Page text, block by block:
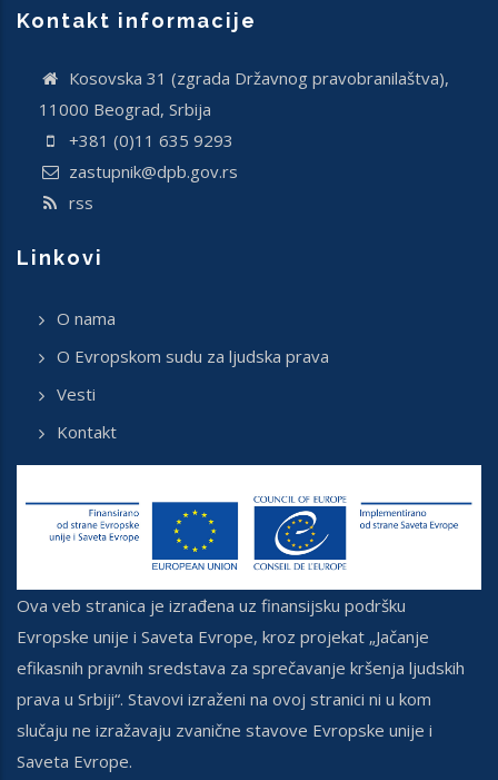
Kontakt informacije
Кosovska 31 (zgrada Državnog pravobranilaštva),
11000 Beograd, Srbija
+381 (0)11 635 9293
zastupnik@dpb.gov.rs
rss
Linkovi
O nama
O Evropskom sudu za ljudska prava
Vesti
Kontakt
Ova veb stranica je izrađena uz finansijsku podršku
Evropske unije i Saveta Evrope, kroz projekat „Jačanje
efikasnih pravnih sredstava za sprečavanje kršenja ljudskih
prava u Srbiji“. Stavovi izraženi na ovoj stranici ni u kom
slučaju ne izražavaju zvanične stavove Evropske unije i
Saveta Evrope.